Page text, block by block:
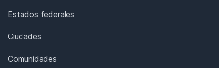
Estados federales
Ciudades
Comunidades